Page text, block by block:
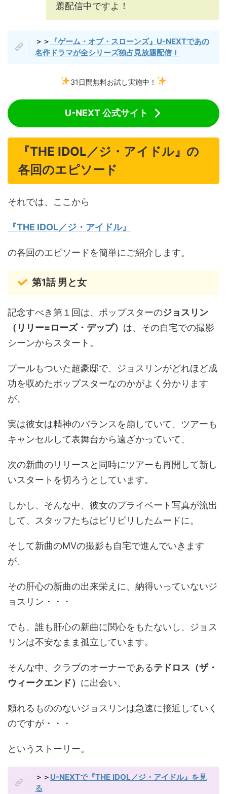
題配信中ですよ！
＞＞
『ゲーム・オブ・スローンズ』U-NEXTであの
名作ドラマが全シリーズ独占見放題配信！
31日間無料お試し実施中！
U-NEXT 公式サイト
『THE IDOL／ジ・アイドル』の
各回のエピソード
それでは、ここから
『THE IDOL／ジ・アイドル』
の各回のエピソードを簡単にご紹介します。
第1話 男と女
記念すべき第１回は、ポップスターのジョスリン
（リリー=ローズ・デップ） は、その自宅での撮影
シーンからスタート。
プールもついた超豪邸で、ジョスリンがどれほど成
功を収めたポップスターなのかがよく分かります
が、
実は彼女は精神のバランスを崩していて、ツアーも
キャンセルして表舞台から遠ざかっていて、
次の新曲のリリースと同時にツアーも再開して新し
いスタートを切ろうとしています。
しかし、そんな中、彼女のプライベート写真が流出
して、スタッフたちはピリピリしたムードに。
そして新曲のMVの撮影も自宅で進んでいきます
が、
その肝心の新曲の出来栄えに、納得いっていないジ
ョスリン・・・
でも、誰も肝心の新曲に関心をもたないし、ジョス
リンは不安なまま孤立しています。
そんな中、クラブのオーナーであるテドロス（ザ・
ウィークエンド） に出会い、
頼れるもののないジョスリンは急速に接近していく
のですが・・・
というストーリー。
＞＞ U-NEXTで『THE IDOL／ジ・アイドル』を見
る